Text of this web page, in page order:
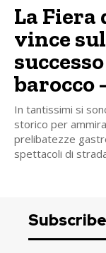
La Fiera
vince
barocco
In tantissimi si
storico per
prelibatezze
spettacoli di
Subscribe